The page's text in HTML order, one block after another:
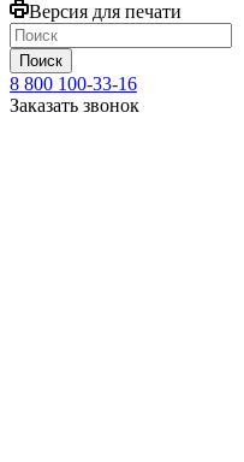
Версия для печати
Поиск
8 800 100-33-16
Заказать звонок